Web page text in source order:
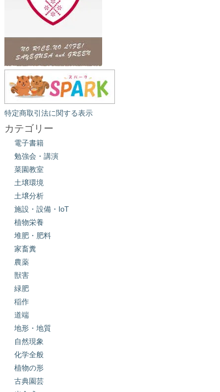
特定商取引法に関する表示
カテゴリー
電子書籍
勉強会・講演
菜園教室
土壌環境
土壌分析
施設・設備・IoT
植物栄養
堆肥・肥料
家畜糞
農薬
獣害
緑肥
稲作
道端
地形・地質
自然現象
化学全般
植物の形
古典園芸